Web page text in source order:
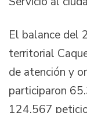
El balance del
territorial
de atención y
participaron
124.567